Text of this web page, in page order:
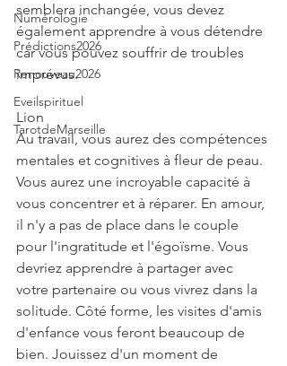
Numérologie
Prédictions2026
Renouveau2026
Eveilspirituel
TarotdeMarseille
semblera inchangée, vous devez
également apprendre à vous détendre
car vous pouvez souffrir de troubles
imprévus.
Lion
Au travail, vous aurez des compétences
mentales et cognitives à fleur de peau.
Vous aurez une incroyable capacité à
vous concentrer et à réparer. En amour,
il n'y a pas de place dans le couple
pour l'ingratitude et l'égoïsme. Vous
devriez apprendre à partager avec
votre partenaire ou vous vivrez dans la
solitude. Côté forme, les visites d'amis
d'enfance vous feront beaucoup de
bien. Jouissez d'un moment de